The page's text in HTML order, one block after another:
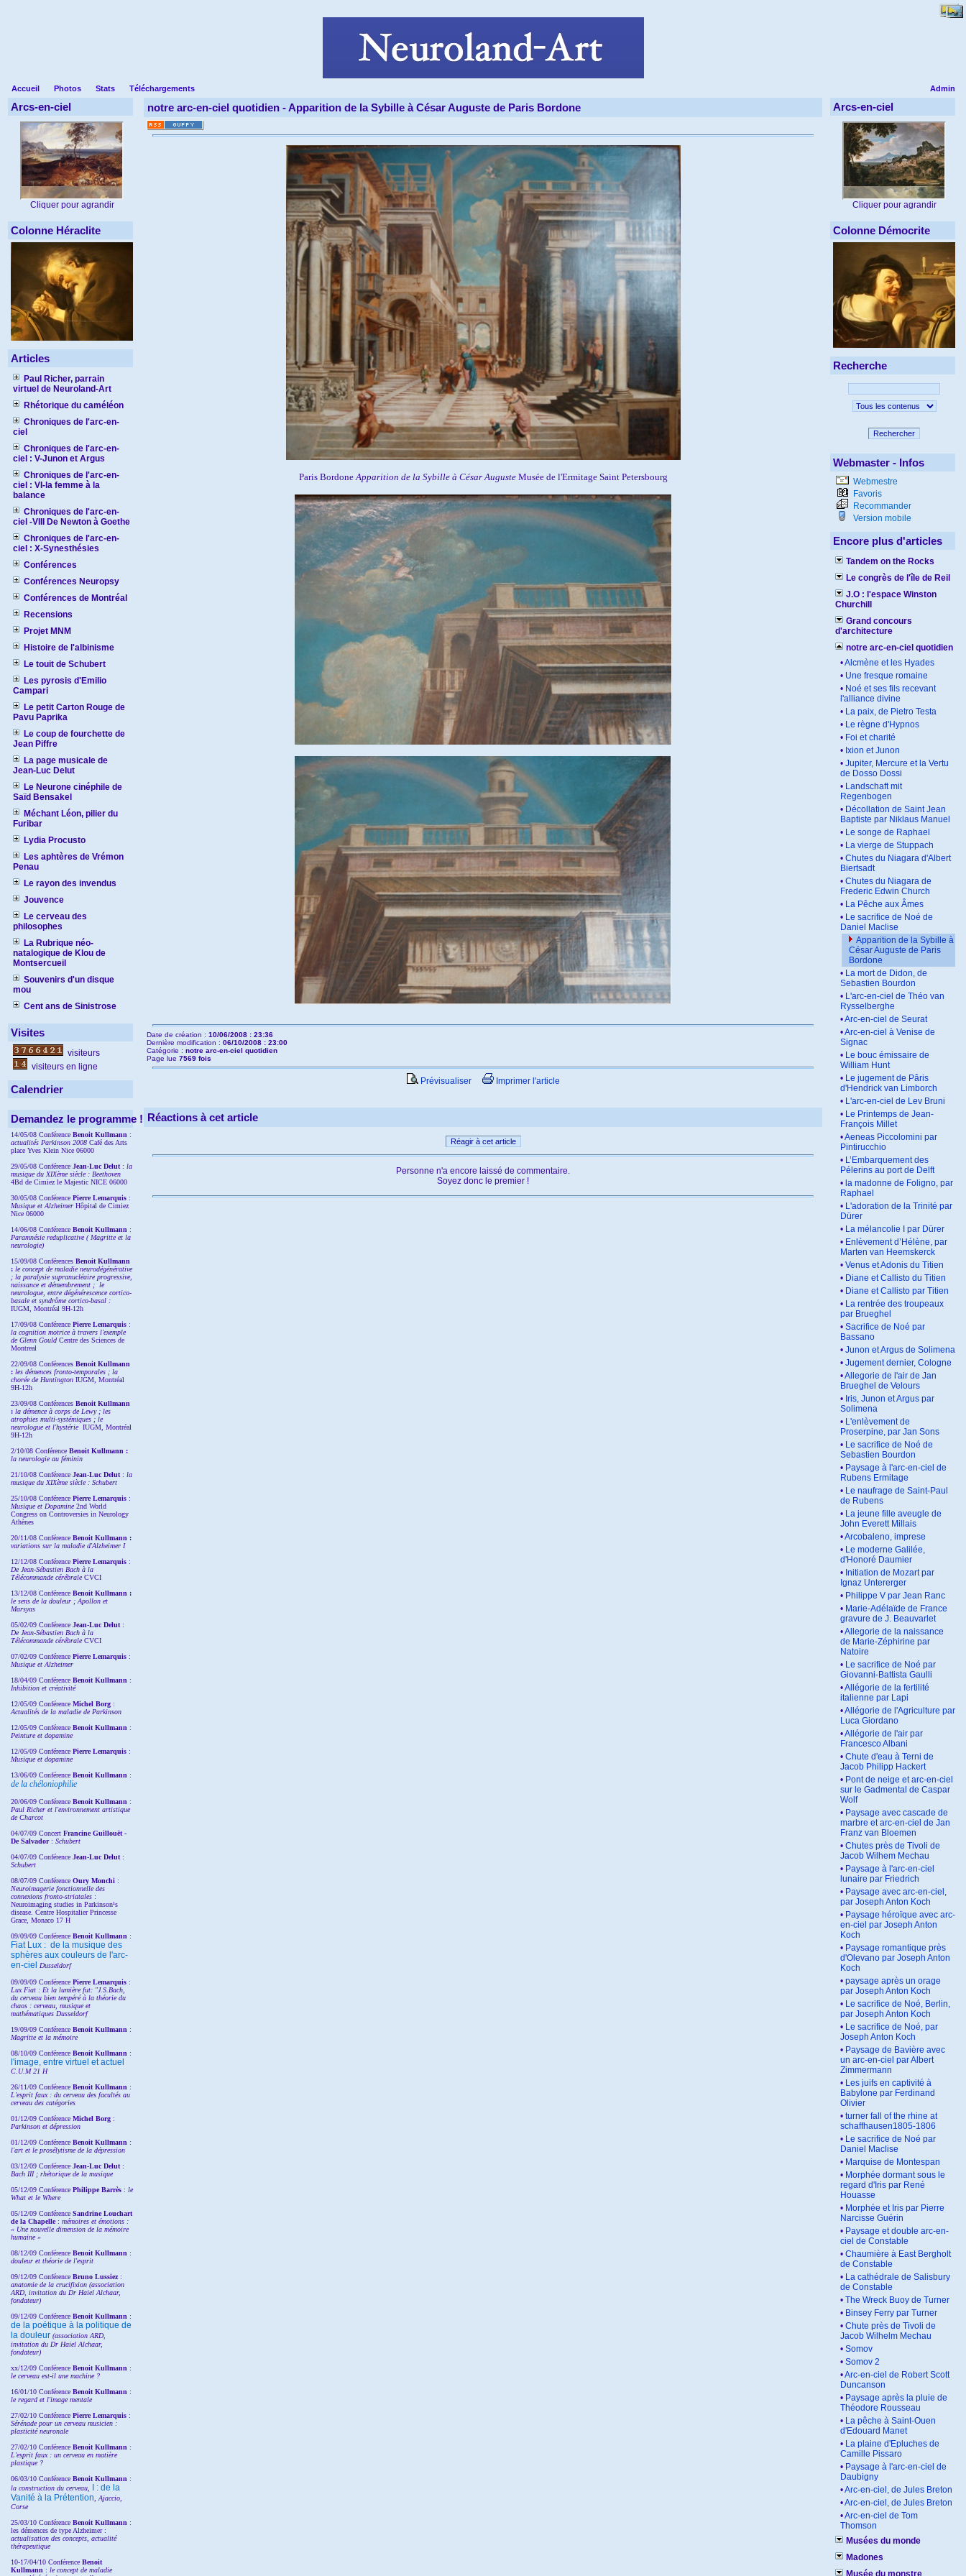
Admin
Accueil Photos Stats Téléchargements
Arcs-en-ciel
Cliquer pour agrandir
Colonne Héraclite
Articles
Paul Richer, parrain
virtuel de Neuroland-Art
Rhétorique du caméléon
Chroniques de l'arc-en-
ciel
Chroniques de l'arc-en-
ciel : V-Junon et Argus
Chroniques de l'arc-en-
ciel : VI-la femme à la
balance
Chroniques de l'arc-en-
ciel -VIII De Newton à Goethe
Chroniques de l'arc-en-
ciel : X-Synesthésies
Conférences
Conférences Neuropsy
Conférences de Montréal
Recensions
Projet MNM
Histoire de l'albinisme
Le touit de Schubert
Les pyrosis d'Emilio
Campari
Le petit Carton Rouge de
Pavu Paprika
Le coup de fourchette de
Jean Piffre
La page musicale de
Jean-Luc Delut
Le Neurone cinéphile de
Saïd Bensakel
Méchant Léon, pilier du
Furibar
Lydia Procusto
Les aphtères de Vrémon
Penau
Le rayon des invendus
Jouvence
Le cerveau des
philosophes
La Rubrique néo-
natalogique de Klou de
Montsercueil
Souvenirs d'un disque
mou
Cent ans de Sinistrose
Visites
visiteurs
visiteurs en ligne
Calendrier
Demandez le programme !
14/05/08 Conférence Benoit Kullmann :
actualités Parkinson 2008 Café des Arts
place Yves Klein Nice 06000
29/05/08 Conférence Jean-Luc Delut : la
musique du XIXème siècle : Beethoven
4Bd de Cimiez le Majestic NICE 06000
30/05/08 Conférence Pierre Lemarquis :
Musique et Alzheimer Hôpital de Cimiez
Nice 06000
14/06/08 Conférence Benoit Kullmann :
Paramnésie reduplicative ( Magritte et la
neurologie)
15/09/08 Conférences Benoit Kullmann
: le concept de maladie neurodégénérative
; la paralysie supranucléaire progressive,
naissance et démembrement ; le
neurologue, entre dégénérescence cortico-
basale et syndrôme cortico-basal :
IUGM, Montréal 9H-12h
17/09/08 Conférence Pierre Lemarquis :
la cognition motrice à travers l'exemple
de Glenn Gould Centre des Sciences de
Montreal
22/09/08 Conférences Benoit Kullmann
: les démences fronto-temporales ; la
chorée de Huntington IUGM, Montréal
9H-12h
23/09/08 Conférences Benoit Kullmann
: la démence à corps de Lewy ; les
atrophies multi-systémiques ; le
neurologue et l'hystérie IUGM, Montréal
9H-12h
2/10/08 Conférence Benoit Kullmann :
la neurologie au féminin
21/10/08 Conférence Jean-Luc Delut : la
musique du XIXème siècle : Schubert
25/10/08 Conférence Pierre Lemarquis :
Musique et Dopamine2nd World
Congress on Controversies in Neurology
Athènes
20/11/08 Conférence Benoit Kullmann :
variations sur la maladie d'Alzheimer I
12/12/08 Conférence Pierre Lemarquis :
De Jean-Sébastien Bach à la
Télécommande cérébraleCVCI
13/12/08 Conférence Benoit Kullmann :
le sens de la douleur ; Apollon et
Marsyas
05/02/09 Conférence Jean-Luc Delut :
De Jean-Sébastien Bach à la
Télécommande cérébraleCVCI
07/02/09 Conférence Pierre Lemarquis :
Musique et Alzheimer
18/04/09 Conférence Benoit Kullmann :
Inhibition et créativité
12/05/09 Conférence Michel Borg :
Actualités de la maladie de Parkinson
12/05/09 Conférence Benoit Kullmann :
Peinture et dopamine
12/05/09 Conférence Pierre Lemarquis :
Musique et dopamine
13/06/09 Conférence Benoit Kullmann :
de la chéloniophilie
20/06/09 Conférence Benoit Kullmann :
Paul Richer et l'environnement artistique
de Charcot
04/07/09 Concert Francine Guillouët -
De Salvador : Schubert
04/07/09 Conférence Jean-Luc Delut :
Schubert
08/07/09 Conférence Oury Monchi :
Neuroimagerie fonctionnelle des
connexions fronto-striatales :
Neuroimaging studies in Parkinson¹s
disease. Centre Hospitalier Princesse
Grace, Monaco 17 H
09/09/09 Conférence Benoit Kullmann :
Fiat Lux : de la musique des
sphères aux couleurs de l'arc-
en-ciel
Dusseldorf
09/09/09 Conférence Pierre Lemarquis :
Lux Fiat : Et la lumière fut: "J.S.Bach,
du cerveau bien tempéré à la théorie du
chaos : cerveau, musique et
mathématiques Dusseldorf
19/09/09 Conférence Benoit Kullmann :
Magritte et la mémoire
08/10/09 Conférence Benoit Kullmann :
l'image, entre virtuel et actuel
C.U.M 21 H
26/11/09 Conférence Benoit Kullmann :
L'esprit faux : du cerveau des facultés au
cerveau des catégories
01/12/09 Conférence Michel Borg :
Parkinson et dépression
01/12/09 Conférence Benoit Kullmann :
l'art et le prosélytisme de la dépression
03/12/09 Conférence Jean-Luc Delut :
Bach III ; rhétorique de la musique
05/12/09 Conférence Philippe Barrès : le
What et le Where
05/12/09 Conférence SandrineLouchart
de la Chapelle: mémoires et émotions :
« Une nouvelle dimension de la mémoire
humaine »
08/12/09 Conférence Benoit Kullmann :
douleur et théorie de l'esprit
09/12/09 Conférence Bruno Lussiez :
anatomie de la crucifixion (association
ARD, invitation du Dr Haiel Alchaar,
fondateur)
09/12/09 Conférence Benoit Kullmann :
de la poétique à la politique de
la douleur (association ARD,
invitation du Dr Haiel Alchaar,
fondateur)
xx/12/09 Conférence Benoit Kullmann :
le cerveau est-il une machine ?
16/01/10 Conférence Benoit Kullmann :
le regard et l'image mentale
27/02/10 Conférence Pierre Lemarquis :
Sérénade pour un cerveau musicien :
plasticité neuronale
27/02/10 Conférence Benoit Kullmann :
L'esprit faux : un cerveau en matière
plastique ?
06/03/10 Conférence Benoit Kullmann :
la construction du cerveau,
I : de la
Vanité à la Prétention , Ajaccio,
Corse
25/03/10 Conférence Benoit Kullmann :
les démences de type Alzheimer :
actualisation des concepts, actualité
thérapeutique
10-17/04/10 Conférence Benoit
Kullmann : le concept de maladie
notre arc-en-ciel quotidien -Apparition de la Sybille à César Auguste de Paris Bordone
Paris BordoneApparition de la Sybille à César Auguste Musée de l'Ermitage Saint Petersbourg
Date de création : 10/06/2008 : 23:36
Dernière modification : 06/10/2008 : 23:00
Catégorie : notre arc-en-ciel quotidien
Page lue 7569 fois
Prévisualiser Imprimer l'article
Réactions à cet article
Réagir à cet article
Personne n'a encore laissé de commentaire.
Soyez donc le premier !
Arcs-en-ciel
Cliquer pour agrandir
Colonne Démocrite
Recherche
Rechercher
Webmaster - Infos
Webmestre
Favoris
Recommander
Version mobile
Encore plus d'articles
Tandem on the Rocks
Le congrès de l'île de Reil
J.O : l'espace Winston
Churchill
Grand concours
d'architecture
notre arc-en-ciel quotidien
•Alcmène et les Hyades
• Une fresque romaine
• Noé et ses fils recevant
l'alliance divine
• La paix, de Pietro Testa
• Le règne d'Hypnos
• Foi et charité
• Ixion et Junon
• Jupiter, Mercure et la Vertu
de Dosso Dossi
• Landschaft mit
Regenbogen
• Décollation de Saint Jean
Baptiste par Niklaus Manuel
• Le songe de Raphael
• La vierge de Stuppach
• Chutes du Niagara d'Albert
Biertsadt
• Chutes du Niagara de
Frederic Edwin Church
• La Pêche aux Âmes
• Le sacrifice de Noé de
Daniel Maclise
Apparition de la Sybille à
César Auguste de Paris
Bordone
• La mort de Didon, de
Sebastien Bourdon
• L'arc-en-ciel de Théo van
Rysselberghe
•Arc-en-ciel de Seurat
•Arc-en-ciel à Venise de
Signac
• Le bouc émissaire de
William Hunt
• Le jugement de Pâris
d'Hendrick van Limborch
• L'arc-en-ciel de Lev Bruni
• Le Printemps de Jean-
François Millet
•Aeneas Piccolomini par
Pintirucchio
• L’Embarquement des
Pélerins au port de Delft
• la madonne de Foligno, par
Raphael
• L'adoration de la Trinité par
Dürer
• La mélancolie I par Dürer
• Enlèvement d’Hélène, par
Marten van Heemskerck
• Venus et Adonis du Titien
• Diane et Callisto du Titien
• Diane et Callisto par Titien
• La rentrée des troupeaux
par Brueghel
• Sacrifice de Noé par
Bassano
• Junon et Argus de Solimena
• Jugement dernier, Cologne
•Allegorie de l'air de Jan
Brueghel de Velours
• Iris, Junon et Argus par
Solimena
• L'enlèvement de
Proserpine, par Jan Sons
• Le sacrifice de Noé de
Sebastien Bourdon
• Paysage à l'arc-en-ciel de
Rubens Ermitage
• Le naufrage de Saint-Paul
de Rubens
• La jeune fille aveugle de
John Everett Millais
•Arcobaleno, imprese
• Le moderne Galilée,
d'Honoré Daumier
• Initiation de Mozart par
Ignaz Untererger
• Philippe V par Jean Ranc
• Marie-Adélaïde de France
gravure de J. Beauvarlet
•Allegorie de la naissance
de Marie-Zéphirine par
Natoire
• Le sacrifice de Noé par
Giovanni-Battista Gaulli
•Allégorie de la fertilité
italienne par Lapi
•Allégorie de l'Agriculture par
Luca Giordano
•Allégorie de l'air par
Francesco Albani
• Chute d'eau à Terni de
Jacob Philipp Hackert
• Pont de neige et arc-en-ciel
sur le Gadmental de Caspar
Wolf
• Paysage avec cascade de
marbre et arc-en-ciel de Jan
Franz van Bloemen
• Chutes près de Tivoli de
Jacob Wilhem Mechau
• Paysage à l'arc-en-ciel
lunaire par Friedrich
• Paysage avec arc-en-ciel,
par Joseph Anton Koch
• Paysage héroïque avec arc-
en-ciel par Joseph Anton
Koch
• Paysage romantique près
d'Olevano par Joseph Anton
Koch
• paysage après un orage
par Joseph Anton Koch
• Le sacrifice de Noé, Berlin,
par Joseph Anton Koch
• Le sacrifice de Noé, par
Joseph Anton Koch
• Paysage de Bavière avec
un arc-en-ciel par Albert
Zimmermann
• Les juifs en captivité à
Babylone par Ferdinand
Olivier
• turner fall of the rhine at
schaffhausen1805-1806
• Le sacrifice de Noé par
Daniel Maclise
• Marquise de Montespan
• Morphée dormant sous le
regard d'Iris par René
Houasse
• Morphée et Iris par Pierre
Narcisse Guérin
• Paysage et double arc-en-
ciel de Constable
• Chaumière à East Bergholt
de Constable
• La cathédrale de Salisbury
de Constable
• The Wreck Buoy de Turner
• Binsey Ferry par Turner
• Chute près de Tivoli de
Jacob Wilhelm Mechau
• Somov
• Somov 2
•Arc-en-ciel de Robert Scott
Duncanson
• Paysage après la pluie de
Théodore Rousseau
• La pêche à Saint-Ouen
d'Edouard Manet
• La plaine d'Epluches de
Camille Pissaro
• Paysage à l'arc-en-ciel de
Daubigny
•Arc-en-ciel, de Jules Breton
•Arc-en-ciel, de Jules Breton
•Arc-en-ciel de Tom
Thomson
Musées du monde
Madones
Musée du monstre